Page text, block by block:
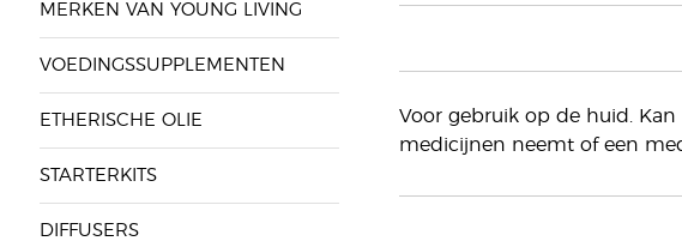
MERKEN VAN YOUNG LIVING
VOEDINGSSUPPLEMENTEN
ETHERISCHE OLIE
STARTERKITS
DIFFUSERS
Voor gebruik op de huid. Kan
medicijnen neemt of een